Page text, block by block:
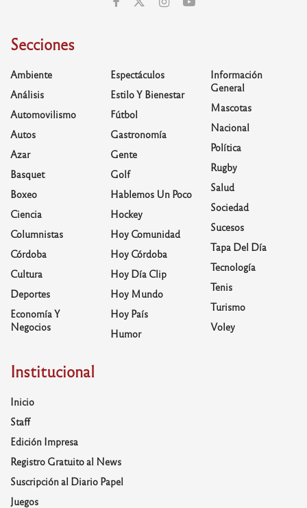
Secciones
Ambiente
Análisis
Automovilismo
Autos
Azar
Basquet
Boxeo
Ciencia
Columnistas
Córdoba
Cultura
Deportes
Economía Y
Negocios
Espectáculos
Estilo Y Bienestar
Fútbol
Gastronomía
Gente
Golf
Hablemos Un Poco
Hockey
Hoy Comunidad
Hoy Córdoba
Hoy Día Clip
Hoy Mundo
Hoy País
Humor
Información
General
Mascotas
Nacional
Política
Rugby
Salud
Sociedad
Sucesos
Tapa Del Día
Tecnología
Tenis
Turismo
Voley
Institucional
Inicio
Staff
Edición Impresa
Registro Gratuito al News
Suscripción al Diario Papel
Juegos